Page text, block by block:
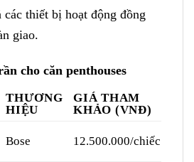
thiết bị hoạt động đồng
giao.
cho căn penthouses
THƯƠNG
HIỆU
GIÁ THAM
KHẢO (VNĐ)
Bose 12.500.000/chiếc